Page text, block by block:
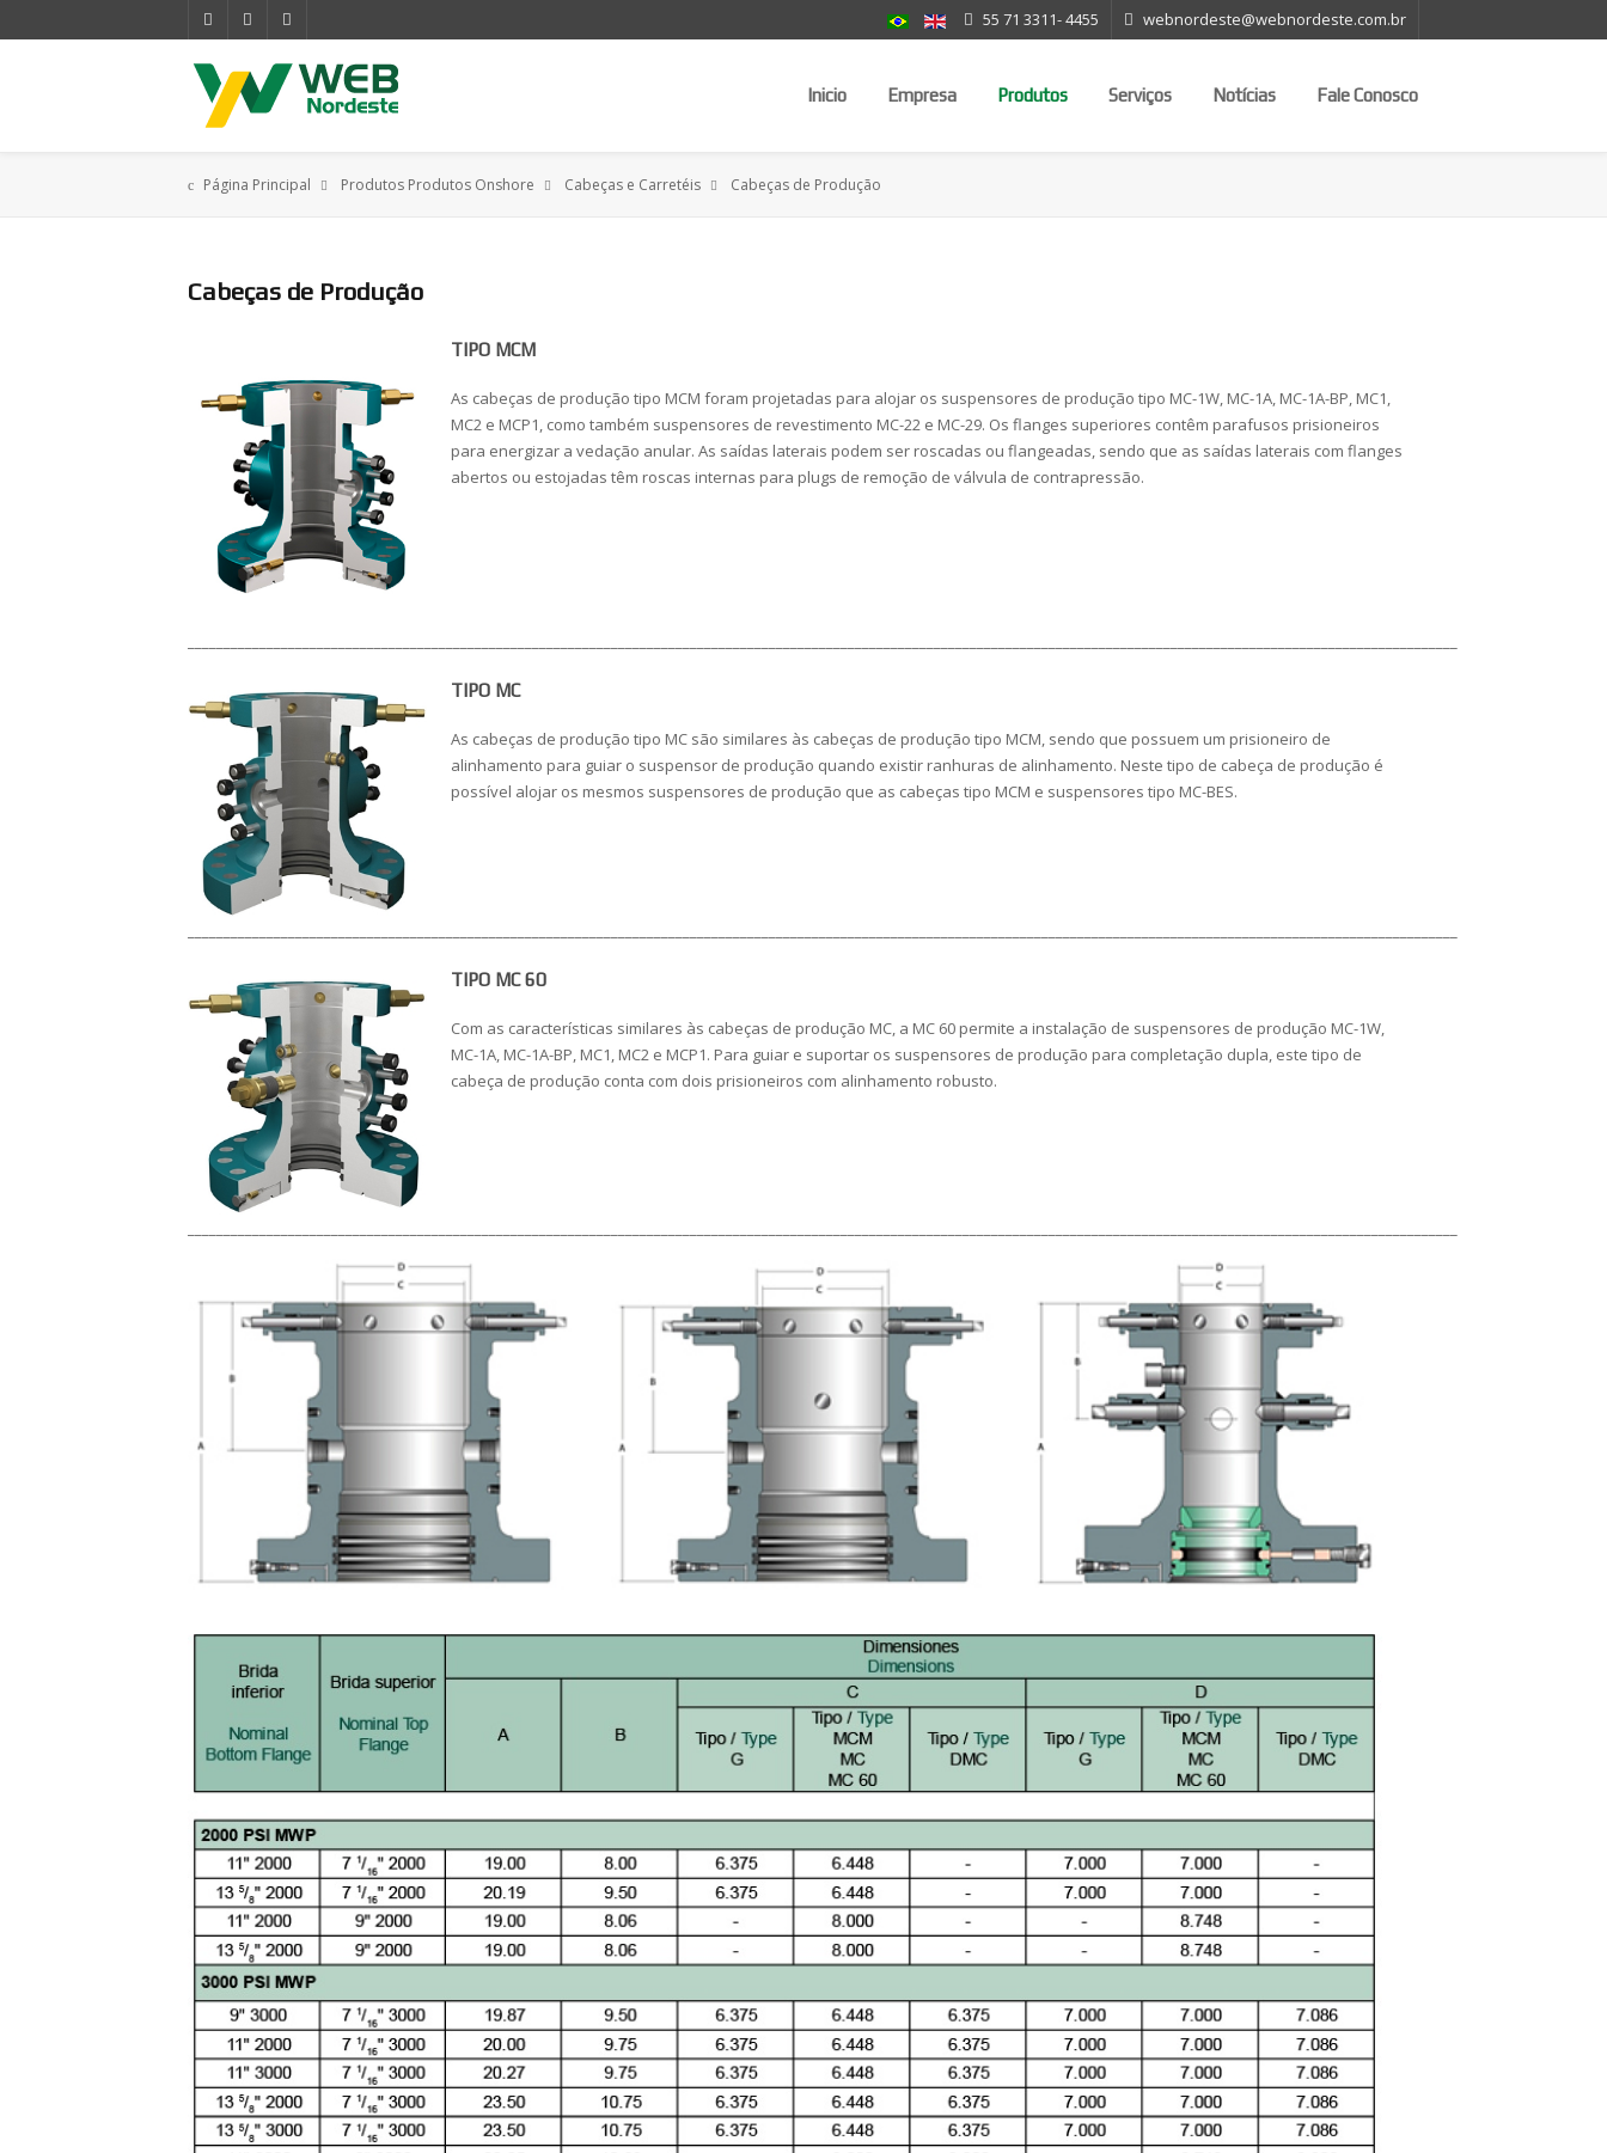
55 71 3311- 4455 webnordeste@webnordeste.com.br
Inicio Empresa Produtos Serviços Notícias Fale Conosco
Página Principal Produtos Produtos Onshore Cabeças e Carretéis Cabeças de Produção
Cabeças de Produção
TIPO MCM
As cabeças de produção tipo MCM foram projetadas para alojar os suspensores de produção tipo MC-1W, MC-1A, MC-1A-BP, MC1,
MC2 e MCP1, como também suspensores de revestimento MC-22 e MC-29. Os flanges superiores contêm parafusos prisioneiros
para energizar a vedação anular. As saídas laterais podem ser roscadas ou flangeadas, sendo que as saídas laterais com flanges
abertos ou estojadas têm roscas internas para plugs de remoção de válvula de contrapressão.
TIPO MC
As cabeças de produção tipo MC são similares às cabeças de produção tipo MCM, sendo que possuem um prisioneiro de
alinhamento para guiar o suspensor de produção quando existir ranhuras de alinhamento. Neste tipo de cabeça de produção é
possível alojar os mesmos suspensores de produção que as cabeças tipo MCM e suspensores tipo MC-BES.
TIPO MC 60
Com as características similares às cabeças de produção MC, a MC 60 permite a instalação de suspensores de produção MC-1W,
MC-1A, MC-1A-BP, MC1, MC2 e MCP1. Para guiar e suportar os suspensores de produção para completação dupla, este tipo de
cabeça de produção conta com dois prisioneiros com alinhamento robusto.